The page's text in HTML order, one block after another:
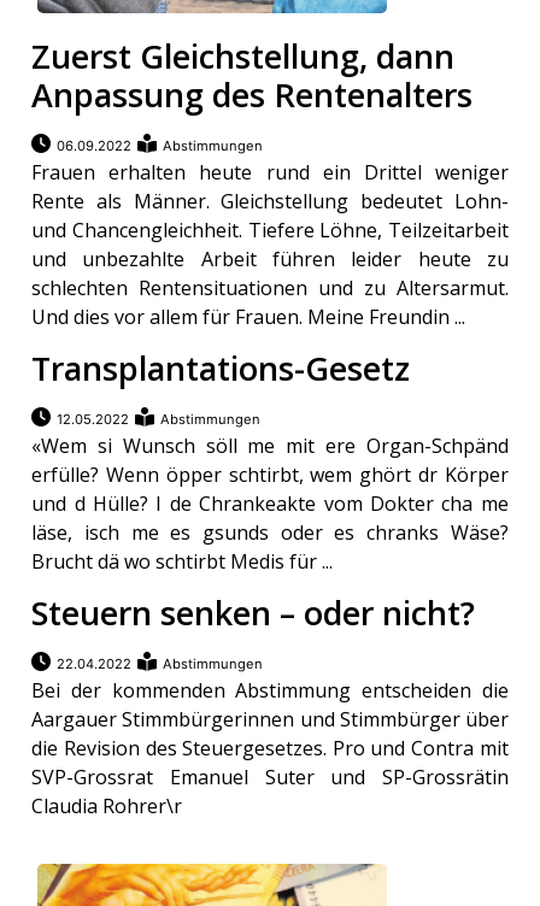
Zuerst Gleichstellung, dann
Anpassung des Rentenalters
06.09.2022 Abstimmungen
Frauen erhalten heute rund ein Drittel weniger
Rente als Männer. Gleichstellung bedeutet Lohn-
und Chancengleichheit. Tiefere Löhne, Teilzeitarbeit
und unbezahlte Arbeit führen leider heute zu
schlechten Rentensituationen und zu Altersarmut.
Und dies vor allem für Frauen. Meine Freundin ...
Transplantations-Gesetz
12.05.2022 Abstimmungen
«Wem si Wunsch söll me mit ere Organ-Schpänd
erfülle? Wenn öpper schtirbt, wem ghört dr Körper
und d Hülle? I de Chrankeakte vom Dokter cha me
läse, isch me es gsunds oder es chranks Wäse?
Brucht dä wo schtirbt Medis für ...
Steuern senken – oder nicht?
22.04.2022 Abstimmungen
Bei der kommenden Abstimmung entscheiden die
Aargauer Stimmbürgerinnen und Stimmbürger über
die Revision des Steuergesetzes. Pro und Contra mit
SVP-Grossrat Emanuel Suter und SP-Grossrätin
Claudia Rohrer\r